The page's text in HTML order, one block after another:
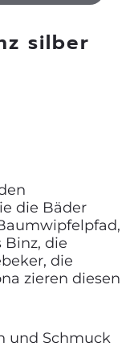
silber
die Bäder
Binz, die
die
zieren diesen
und Schmuck